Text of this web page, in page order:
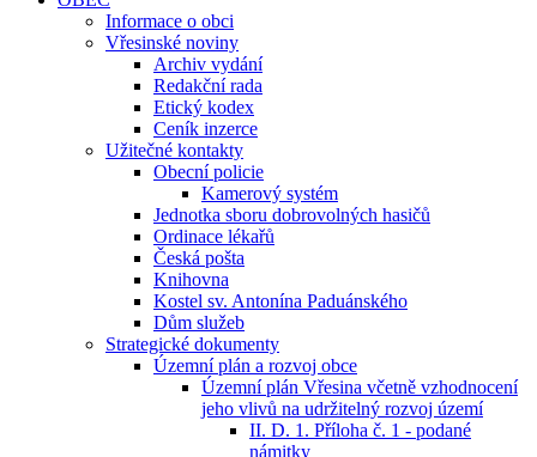
Informace o obci
Vřesinské noviny
Archiv vydání
Redakční rada
Etický kodex
Ceník inzerce
Užitečné kontakty
Obecní policie
Kamerový systém
Jednotka sboru dobrovolných hasičů
Ordinace lékařů
Česká pošta
Knihovna
Kostel sv. Antonína Paduánského
Dům služeb
Strategické dokumenty
Územní plán a rozvoj obce
Územní plán Vřesina včetně vzhodnocení
jeho vlivů na udržitelný rozvoj území
II. D. 1. Příloha č. 1 - podané
námitky